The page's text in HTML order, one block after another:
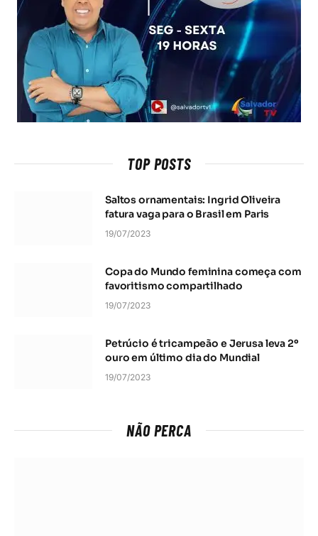
TOP POSTS
Saltos ornamentais: Ingrid Oliveira
fatura vaga para o Brasil em Paris
19/07/2023
Copa do Mundo feminina começa com
favoritismo compartilhado
19/07/2023
Petrúcio é tricampeão e Jerusa leva 2º
ouro em último dia do Mundial
19/07/2023
NÃO PERCA